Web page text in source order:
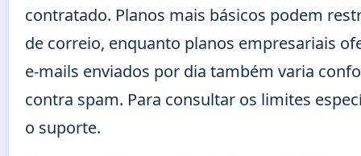
contratado. Planos mais básicos podem
de correio, enquanto planos empresariais
e-mails enviados por dia também varia
contra spam. Para consultar os limites
o suporte.